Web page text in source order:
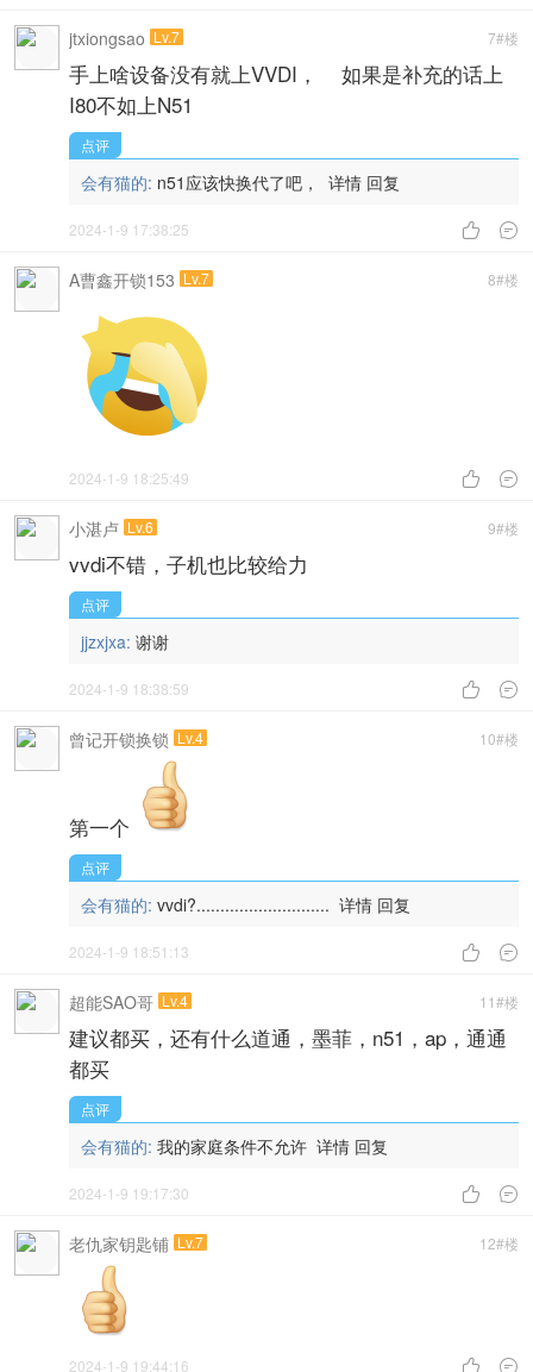
7#楼
jtxiongsao Lv.7
手上啥设备没有就上VVDI， 如果是补充的话上
I80不如上N51
点评
会有猫的: n51应该快换代了吧， 详情 回复
 
2024-1-9 17:38:25
8#楼
A曹鑫开锁153 Lv.7
 
2024-1-9 18:25:49
9#楼
小湛卢 Lv.6
vvdi不错，子机也比较给力
点评
jjzxjxa: 谢谢
 
2024-1-9 18:38:59
10#楼
曾记开锁换锁 Lv.4
第一个
点评
会有猫的: vvdi?............................ 详情 回复
 
2024-1-9 18:51:13
11#楼
超能SAO哥 Lv.4
建议都买，还有什么道通，墨菲，n51，ap，通通
都买
点评
会有猫的: 我的家庭条件不允许 详情 回复
 
2024-1-9 19:17:30
12#楼
老仇家钥匙铺 Lv.7
 
2024-1-9 19:44:16